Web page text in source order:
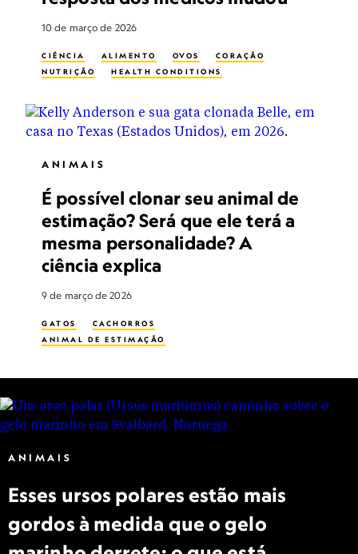
10 de março de 2026
CIÊNCIA ALIMENTO OVOS
CORAÇÃO
NUTRIÇÃO
HEALTH CONDITIONS
ANIMAIS
É possível clonar seu animal de
estimação? Será que ele terá a
mesma personalidade? A
ciência explica
9 de março de 2026
GATOS
CACHORROS
ANIMAL DE ESTIMAÇÃO
ANIMAIS
Esses ursos polares estão mais
gordos à medida que o gelo